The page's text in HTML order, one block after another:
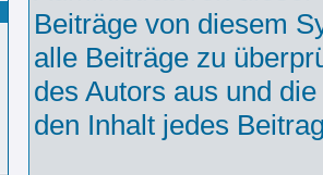
Beiträge von diesem
alle Beiträge zu
des Autors aus und
den Inhalt jedes